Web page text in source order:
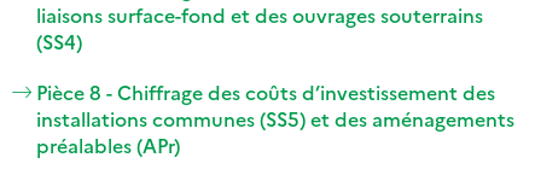
liaisons surface-fond et des ouvrages souterrains
(SS4)
Pièce 8 - Chiffrage des coûts d’investissement des
installations communes (SS5) et des aménagements
préalables (APr)